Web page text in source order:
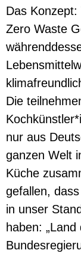
Das
Zero Waste
Die
nur aus
ganzen Welt
Küche
gefallen,
in unser
haben: